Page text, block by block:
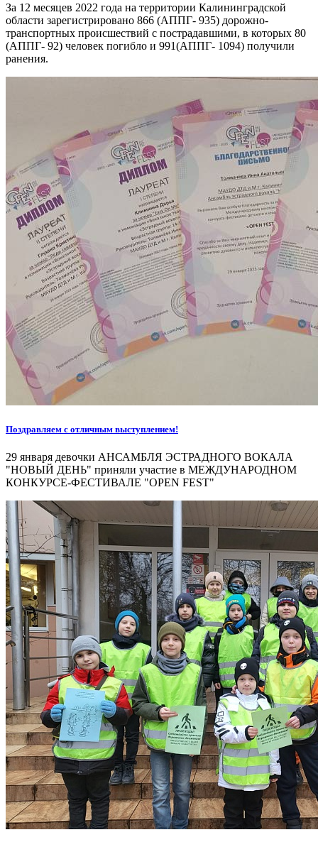
За 12 месяцев 2022 года на территории Калининградской
области зарегистрировано 866 (АППГ- 935) дорожно-
транспортных происшествий с пострадавшими, в которых 80
(АППГ- 92) человек погибло и 991(АППГ- 1094) получили
ранения.
Поздравляем с отличным выступлением!
29 января девочки АНСАМБЛЯ ЭСТРАДНОГО ВОКАЛА
"НОВЫЙ ДЕНЬ" приняли участие в МЕЖДУНАРОДНОМ
КОНКУРСЕ-ФЕСТИВАЛЕ "OPEN FEST"